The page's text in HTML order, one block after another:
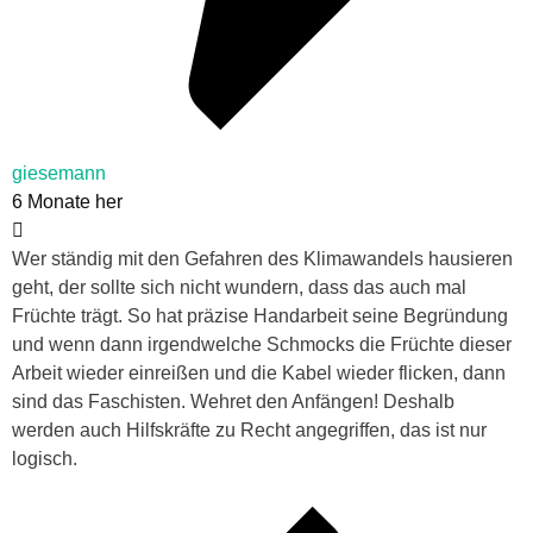
giesemann
6 Monate her
Wer ständig mit den Gefahren des Klimawandels hausieren
geht, der sollte sich nicht wundern, dass das auch mal
Früchte trägt. So hat präzise Handarbeit seine Begründung
und wenn dann irgendwelche Schmocks die Früchte dieser
Arbeit wieder einreißen und die Kabel wieder flicken, dann
sind das Faschisten. Wehret den Anfängen! Deshalb
werden auch Hilfskräfte zu Recht angegriffen, das ist nur
logisch.